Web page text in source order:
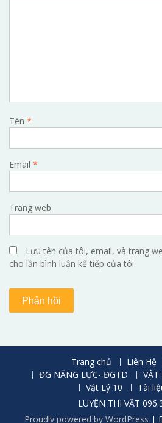
Tên *
Email *
Trang web
Lưu tên của tôi, email, và trang
cho lần bình luận kế tiếp của tôi.
Trang chủ Liên Hệ
ĐG NĂNG LỰC- ĐGTD
VẬT
Vật Lý 10
Tài
LUYỆN THI VẬT
Proudly powered by WordPress |